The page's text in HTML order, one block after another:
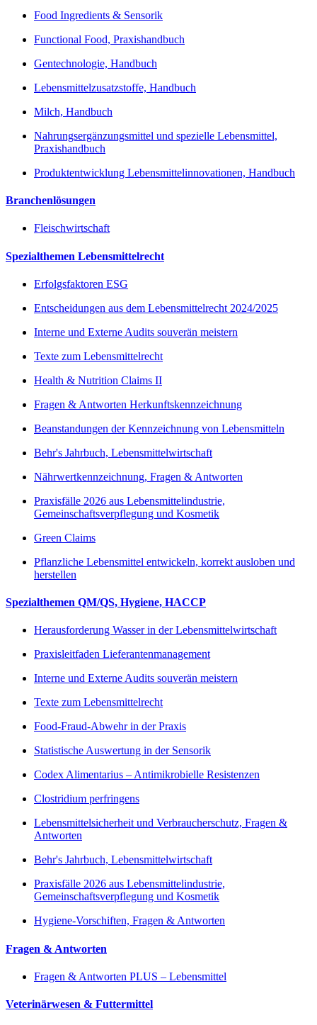
Food Ingredients & Sensorik
Functional Food, Praxishandbuch
Gentechnologie, Handbuch
Lebensmittelzusatzstoffe, Handbuch
Milch, Handbuch
Nahrungsergänzungsmittel und spezielle Lebensmittel,
Praxishandbuch
Produktentwicklung Lebensmittelinnovationen, Handbuch
Branchenlösungen
Fleischwirtschaft
Spezialthemen Lebensmittelrecht
Erfolgsfaktoren ESG
Entscheidungen aus dem Lebensmittelrecht 2024/2025
Interne und Externe Audits souverän meistern
Texte zum Lebensmittelrecht
Health & Nutrition Claims II
Fragen & Antworten Herkunftskennzeichnung
Beanstandungen der Kennzeichnung von Lebensmitteln
Behr's Jahrbuch, Lebensmittelwirtschaft
Nährwertkennzeichnung, Fragen & Antworten
Praxisfälle 2026 aus Lebensmittelindustrie,
Gemeinschaftsverpflegung und Kosmetik
Green Claims
Pflanzliche Lebensmittel entwickeln, korrekt ausloben und
herstellen
Spezialthemen QM/QS, Hygiene, HACCP
Herausforderung Wasser in der Lebensmittelwirtschaft
Praxisleitfaden Lieferantenmanagement
Interne und Externe Audits souverän meistern
Texte zum Lebensmittelrecht
Food-Fraud-Abwehr in der Praxis
Statistische Auswertung in der Sensorik
Codex Alimentarius – Antimikrobielle Resistenzen
Clostridium perfringens
Lebensmittelsicherheit und Verbraucherschutz, Fragen &
Antworten
Behr's Jahrbuch, Lebensmittelwirtschaft
Praxisfälle 2026 aus Lebensmittelindustrie,
Gemeinschaftsverpflegung und Kosmetik
Hygiene-Vorschiften, Fragen & Antworten
Fragen & Antworten
Fragen & Antworten PLUS – Lebensmittel
Veterinärwesen & Futtermittel